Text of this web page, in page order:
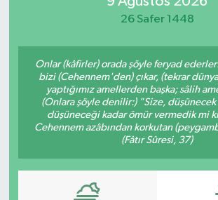
26 Safer 1448
Onlar (kâfirler) orada şöyle feryad
bizi (Cehennem'den) çıkar, (tekrar
yaptığımız amellerden başka; sâlih
(Onlara şöyle denilir:) "Size,
düşüneceği kadar ömür vermedik mi
Cehennem azâbından korkutan
(Fâtır Sûresi, 37)
Özel
Resmi İlanlar
Sağlık
Siyaset